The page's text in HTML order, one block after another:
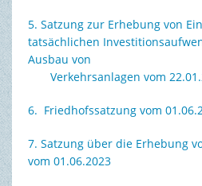
5. Satzung zur Erhebung von
tatsächlichen
Ausbau von
Verkehrsanlagen vom
6. Friedhofssatzung vom
7. Satzung über die Erhebung
vom 01.06.2023